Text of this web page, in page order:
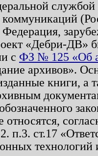
службой
Федерация,
«Дебри-ДВ»
с ФЗ № 125 «Об
архивов».
книги, а
относятся,
п.3. ст.17